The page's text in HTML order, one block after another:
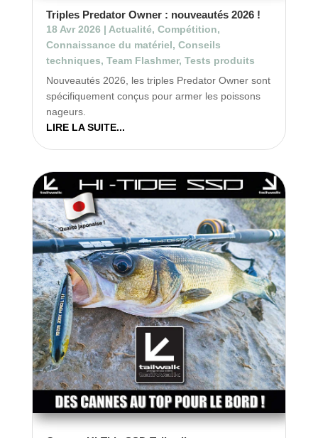
Triples Predator Owner : nouveautés 2026 !
18 Avr 2026 | Actualité, Compétition,
Connaissance du matériel, Conseils
techniques, Team Flashmer, Tests produits
Nouveautés 2026, les triples Predator Owner sont
spécifiquement conçus pour armer les poissons
nageurs.
LIRE LA SUITE...